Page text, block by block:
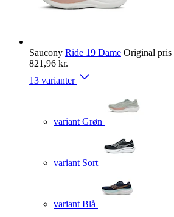
Saucony Ride 19 Dame Original pris
821,96 kr.
13 varianter
variant Grøn
variant Sort
variant Blå